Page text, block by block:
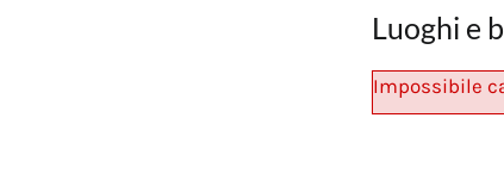
Luoghi e
Impossibile